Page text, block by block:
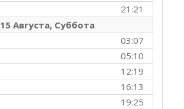
21:21
15 Августа, Суббота
03:07
05:10
12:19
16:13
19:25